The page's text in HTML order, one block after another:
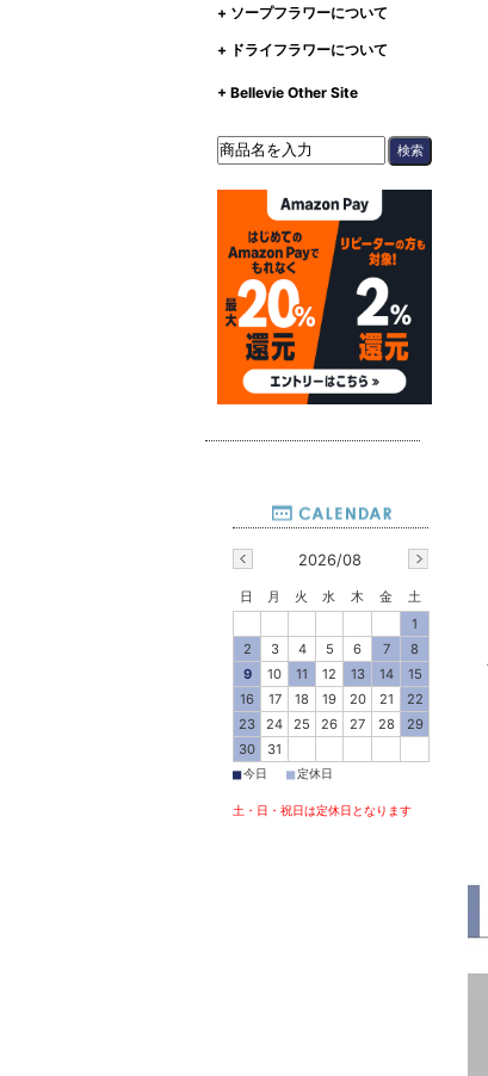
+ ソープフラワーについて
+ ドライフラワーについて
+ Bellevie Other Site
2026/08
日 月 火 水 木 金
土
1
2
3 4 5 6 7
8
9
10 11 12 13 14
15
16
17 18 19 20 21
22
23
24 25 26 27 28
29
30
31
■今日 ■定休日
土・日・祝日は定休日となります